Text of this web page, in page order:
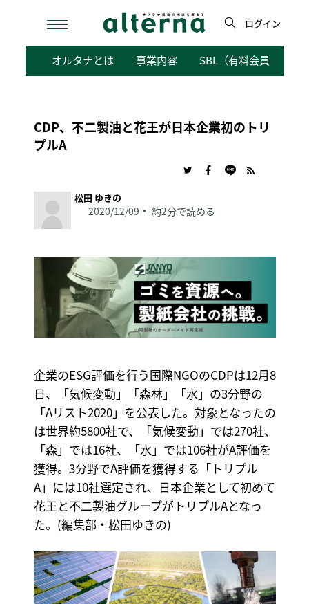
検
ログイン
オルタナとは 事業内容 SBL（有料会員向けサ
CDP、不二製油と花王が日本企業初のトリ
プルA
松田 ゆきの
2020/12/09 約2分で読める
企業のESG評価を行う国際NGOのCDPは12月8
日、「気候変動」「森林」「水」の3分野の
「Aリスト2020」を公表した。対象となったの
は世界約5800社で、「気候変動」では270社、
「森」では16社、「水」では106社がA評価を
獲得。3分野でA評価を獲得する「トリプル
A」には10社選定され、日本企業として初めて
花王と不二製油グループがトリプルAとなっ
た。(編集部・松田ゆきの)